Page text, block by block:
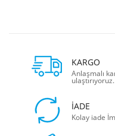
KARGO
Anlaşmalı
ulaştırıyoruz.
İADE
Kolay iade